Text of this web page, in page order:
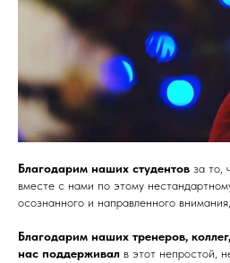
Благодарим наших студентов за то,
вместе с нами по этому
осознанного и направленного
Благодарим наших тренеров,
нас поддерживал в этот непростой,